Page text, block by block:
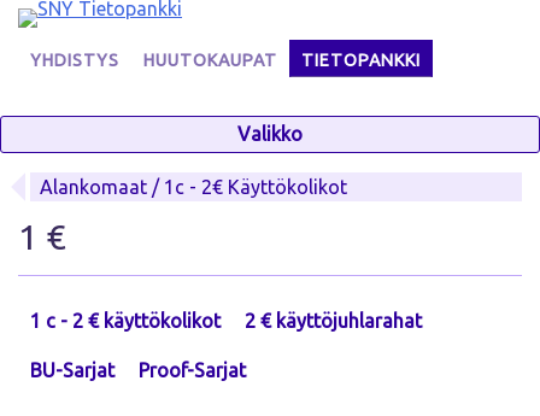
Skip
contentYHDISTYS HUUTOKAUPAT TIETOPANKKI
Valikko
Alankomaat / 1c - 2€ Käyttökolikot
1 €
1 c - 2 € käyttökolikot 2 € käyttöjuhlarahat
BU-Sarjat Proof-Sarjat